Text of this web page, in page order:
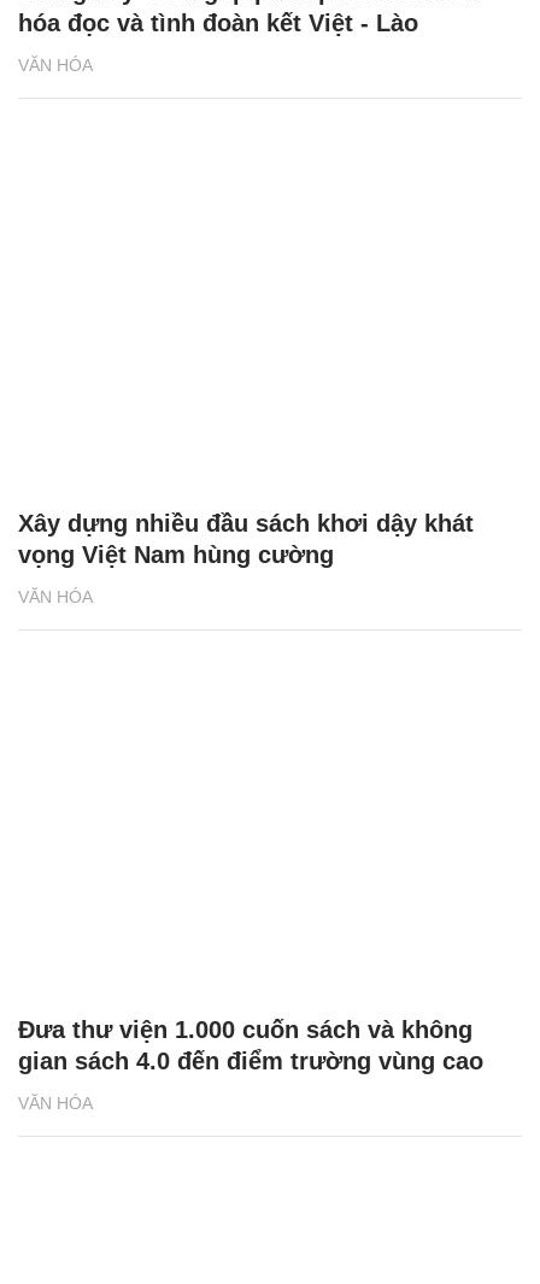
VĂN HÓA
hóa đọc và tình đoàn kết Việt - Lào
VĂN HÓA
Xây dựng nhiều đầu sách khơi dậy khát
vọng Việt Nam hùng cường
VĂN HÓA
Đưa thư viện 1.000 cuốn sách và không
gian sách 4.0 đến điểm trường vùng cao